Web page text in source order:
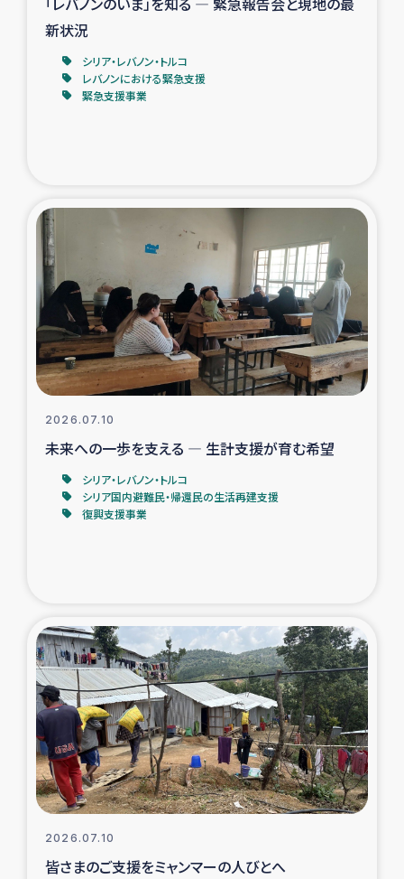
新状況
シリア・レバノン・トルコ
レバノンにおける緊急支援
緊急支援事業
2026.07.10
未来への一歩を支える ― 生計支援が育む希望
シリア・レバノン・トルコ
シリア国内避難民・帰還民の生活再建支援
復興支援事業
2026.07.10
皆さまのご支援をミャンマーの人びとへ